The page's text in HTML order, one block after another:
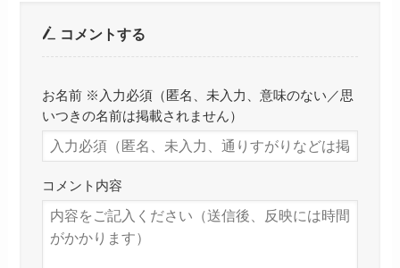
コメントする
お名前 ※入力必須（匿名、未入力、意味のない／思
いつきの名前は掲載されません）
コメント内容